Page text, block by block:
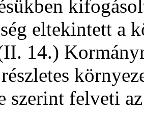
eltekintett a
14.)
szerint felveti